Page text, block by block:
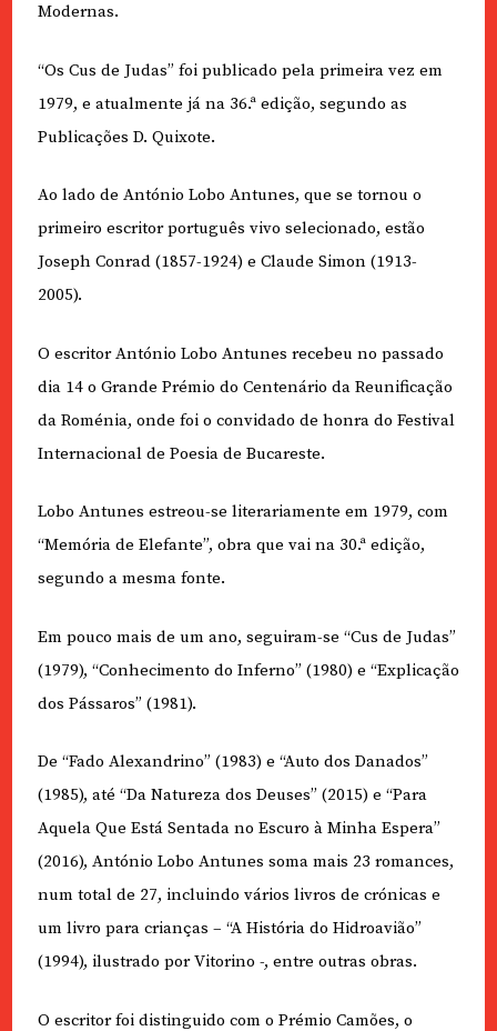
Modernas.
“Os Cus de Judas” foi publicado pela primeira vez em
1979, e atualmente já na 36.ª edição, segundo as
Publicações D. Quixote.
Ao lado de António Lobo Antunes, que se tornou o
primeiro escritor português vivo selecionado, estão
Joseph Conrad (1857-1924) e Claude Simon (1913-
2005).
O escritor António Lobo Antunes recebeu no passado
dia 14 o Grande Prémio do Centenário da Reunificação
da Roménia, onde foi o convidado de honra do Festival
Internacional de Poesia de Bucareste.
Lobo Antunes estreou-se literariamente em 1979, com
“Memória de Elefante”, obra que vai na 30.ª edição,
segundo a mesma fonte.
Em pouco mais de um ano, seguiram-se “Cus de Judas”
(1979), “Conhecimento do Inferno” (1980) e “Explicação
dos Pássaros” (1981).
De “Fado Alexandrino” (1983) e “Auto dos Danados”
(1985), até “Da Natureza dos Deuses” (2015) e “Para
Aquela Que Está Sentada no Escuro à Minha Espera”
(2016), António Lobo Antunes soma mais 23 romances,
num total de 27, incluindo vários livros de crónicas e
um livro para crianças – “A História do Hidroavião”
(1994), ilustrado por Vitorino -, entre outras obras.
O escritor foi distinguido com o Prémio Camões, o